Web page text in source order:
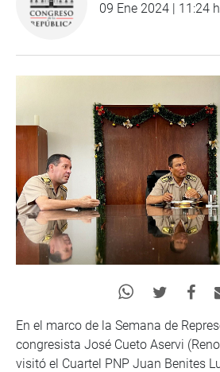
09 Ene 2024 | 11:24 h
En el marco de la Semana de
congresista José Cueto Aservi
visitó el Cuartel PNP Juan Benites